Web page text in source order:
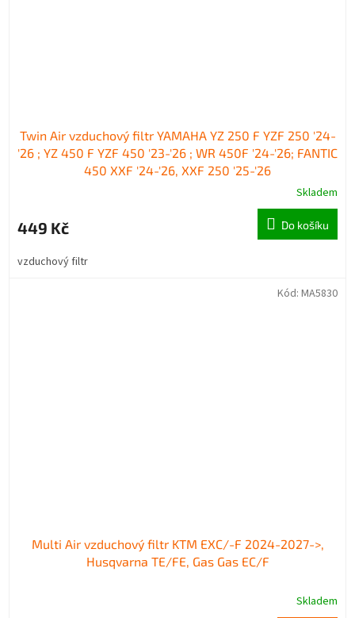
Twin Air vzduchový filtr YAMAHA YZ 250 F YZF 250 '24-
'26 ; YZ 450 F YZF 450 '23-'26 ; WR 450F '24-'26; FANTIC
450 XXF '24-'26, XXF 250 '25-'26
Skladem
449 Kč Do košíku
vzduchový filtr
Multi Air vzduchový filtr KTM EXC/-F 2024-2027->,
Husqvarna TE/FE, Gas Gas EC/F
Skladem
Kód: MA5830